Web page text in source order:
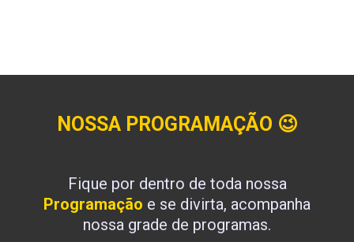
NOSSA PROGRAMAÇÃO 😉
Fique por dentro de toda nossa
Programação e se divirta, acompanha
nossa grade de programas.